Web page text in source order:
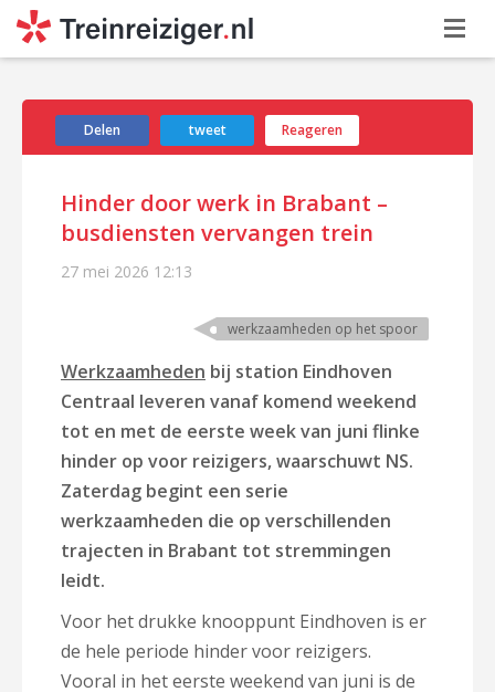
Delen tweet Reageren
Hinder door werk in Brabant –
busdiensten vervangen trein
27 mei 2026 12:13
werkzaamheden op het spoor
Werkzaamheden bij station Eindhoven
Centraal leveren vanaf komend weekend
tot en met de eerste week van juni flinke
hinder op voor reizigers, waarschuwt NS.
Zaterdag begint een serie
werkzaamheden die op verschillenden
trajecten in Brabant tot stremmingen
leidt.
Voor het drukke knooppunt Eindhoven is er
de hele periode hinder voor reizigers.
Vooral in het eerste weekend van juni is de